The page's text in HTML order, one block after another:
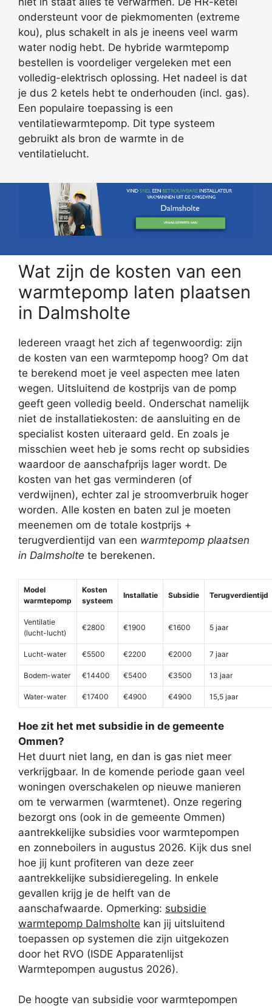
ondersteunt voor de piekmomenten (extreme
kou), plus schakelt in als je ineens veel warm
water nodig hebt. De hybride warmtepomp
bestellen is voordeliger vergeleken met een
volledig-elektrisch oplossing. Het nadeel is dat
je dus 2 ketels hebt te onderhouden (incl. gas).
Een populaire toepassing is een
ventilatiewarmtepomp. Dit type systeem
gebruikt als bron de warmte in de
ventilatielucht.
Wat zijn de kosten van een
warmtepomp laten plaatsen
in Dalmsholte
Iedereen vraagt het zich af tegenwoordig: zijn
de kosten van een warmtepomp hoog? Om dat
te berekend moet je veel aspecten mee laten
wegen. Uitsluitend de kostprijs van de pomp
geeft geen volledig beeld. Onderschat namelijk
niet de installatiekosten: de aansluiting en de
specialist kosten uiteraard geld. En zoals je
misschien weet heb je soms recht op subsidies
waardoor de aanschafprijs lager wordt. De
kosten van het gas verminderen (of
verdwijnen), echter zal je stroomverbruik hoger
worden. Alle kosten en baten zul je moeten
meenemen om de totale kostprijs +
terugverdientijd van een warmtepomp plaatsen
in Dalmsholte te berekenen.
Model
warmtepomp
Kosten
systeem
Installatie Subsidie Terugverdientijd
Ventilatie
(lucht-lucht)
€2800 €1900 €1600 5 jaar
Lucht-water €5500 €2200 €2000 7 jaar
Bodem-water €14400 €5400 €3500 13 jaar
Water-water €17400 €4900 €4900 15,5 jaar
Hoe zit het met subsidie in de gemeente
Ommen?
Het duurt niet lang, en dan is gas niet meer
verkrijgbaar. In de komende periode gaan veel
woningen overschakelen op nieuwe manieren
om te verwarmen (warmtenet). Onze regering
bezorgt ons (ook in de gemeente Ommen)
aantrekkelijke subsidies voor warmtepompen
en zonneboilers in augustus 2026. Kijk dus snel
hoe jij kunt profiteren van deze zeer
aantrekkelijke subsidieregeling. In enkele
gevallen krijg je de helft van de
aanschafwaarde. Opmerking: subsidie
warmtepomp Dalmsholte kan jij uitsluitend
toepassen op systemen die zijn uitgekozen
door het RVO (ISDE Apparatenlijst
Warmtepompen augustus 2026).
De hoogte van subsidie voor warmtepompen